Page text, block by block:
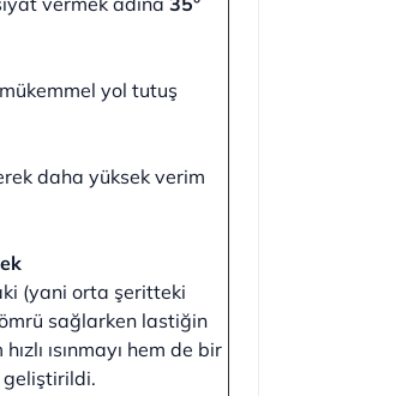
yol tutuş
daha yüksek verim
(yani orta şeritteki
ömrü sağlarken lastiğin
ısınmayı hem de bir
geliştirildi.